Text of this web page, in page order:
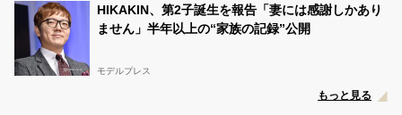
HIKAKIN、第2子誕生を報告「妻には感謝しかあり
ません」半年以上の“家族の記録”公開
モデルプレス
もっと見る